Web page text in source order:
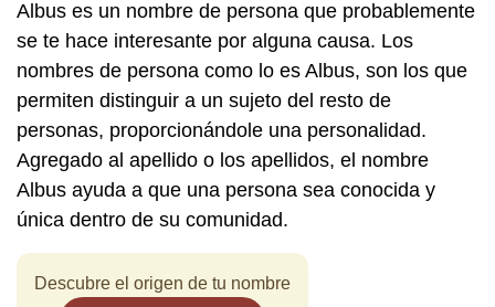
Albus es un nombre de persona que probablemente
se te hace interesante por alguna causa. Los
nombres de persona como lo es Albus, son los que
permiten distinguir a un sujeto del resto de
personas, proporcionándole una personalidad.
Agregado al apellido o los apellidos, el nombre
Albus ayuda a que una persona sea conocida y
única dentro de su comunidad.
Descubre el origen de tu nombre